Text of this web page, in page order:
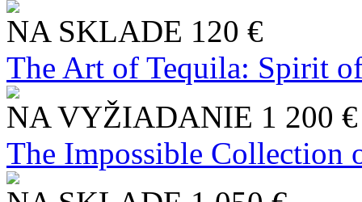
NA SKLADE 120 €
The Art of Tequila: Spirit
NA VYŽIADANIE 1 200 €
The Impossible Collection